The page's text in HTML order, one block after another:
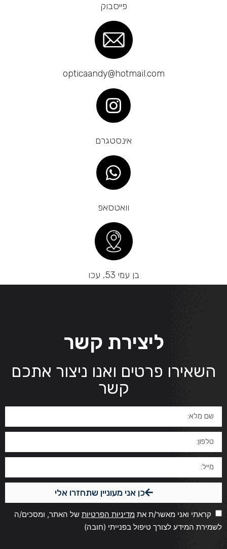
14. אנחנו גם נמצאים כאן:
פייסבוק
opticaandy@hotmail.com
אינסטגרם
וואטסאפ
בן עמי 53, עכו
ליצירת קשר
השאירו פרטים ואנו ניצור אתכם
קשר
כן אני מעוניין שתחזרו אלי
קראתי ואני מאשר/ת את מדיניות הפרטיות של האתר, ומסכים/ה
לשמירת המידע לצורך טיפול בפנייתי (חובה)